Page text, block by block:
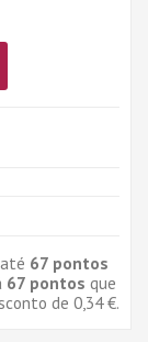
67 pontos
67 pontos que
de 0,34 €.